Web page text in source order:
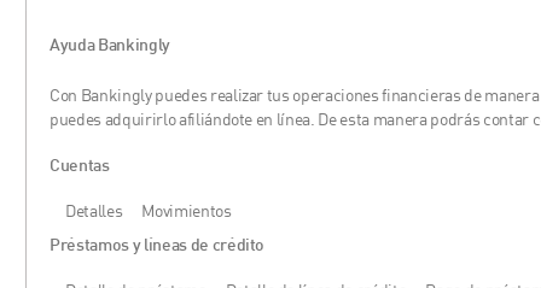
Ayuda Bankingly
Con Bankingly puedes realizar tus operaciones financieras de
puedes adquirirlo afiliándote en línea. De esta manera podrás contar
Cuentas
Detalles Movimientos
Préstamos y líneas de crédito